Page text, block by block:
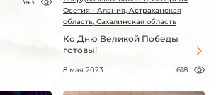
Осетия - Алания, Астраханская
область, Сахалинская область
Ко Дню Великой Победы
готовы!
8 мая 2023 618